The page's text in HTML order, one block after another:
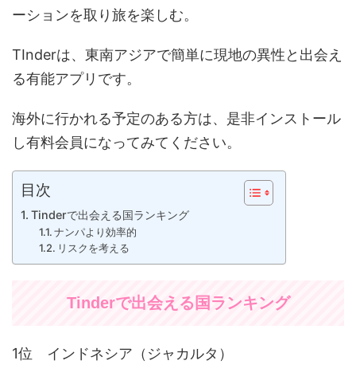
ーションを取り旅を楽しむ。
TInderは、東南アジアで簡単に現地の異性と出会え
る有能アプリです。
海外に行かれる予定のある方は、是非インストール
し有料会員になってみてください。
目次
Tinderで出会える国ランキング
ナンパより効率的
リスクを考える
Tinderで出会える国ランキング
1位 インドネシア（ジャカルタ）